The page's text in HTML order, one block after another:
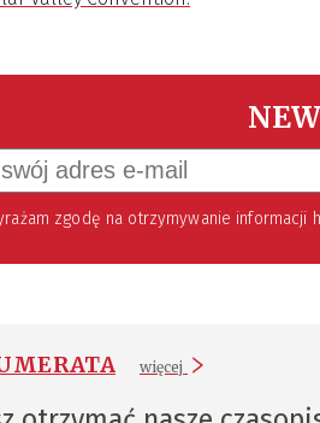
na otrzymywanie informacji handlowej kierowanej do mnie za pomocą środków komunikacji elektronicznej w szczególności poczty elektronicznej zgodnie z przepisem art. 10 ust 2 ustawy z dnia 18 lipca 2002 roku o
więcej